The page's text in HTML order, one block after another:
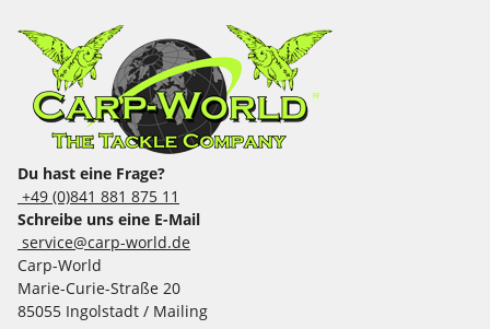
Du hast eine Frage?
+49 (0)841 881 875 11
Schreibe uns eine E-Mail
service@carp-world.de
Carp-World
Marie-Curie-Straße 20
85055 Ingolstadt / Mailing